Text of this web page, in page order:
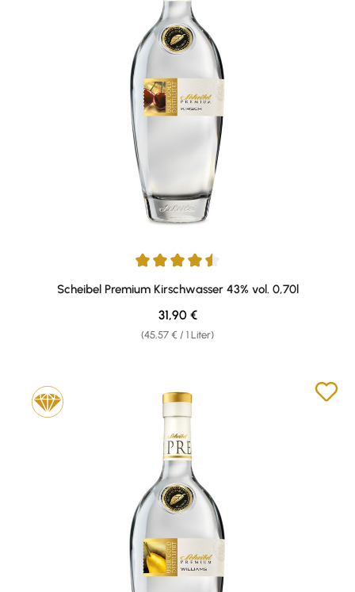
Durchschnittliche Bewertung von 4.44 von 5 Sternen
Scheibel Premium Kirschwasser 43% vol. 0,70l
(45,57 € / 1 Liter)
Regulärer Preis:
31,90 €